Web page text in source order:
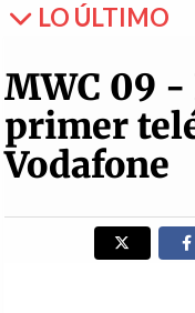
LO ÚLTIMO
MWC 09 -
primer
Vodafone